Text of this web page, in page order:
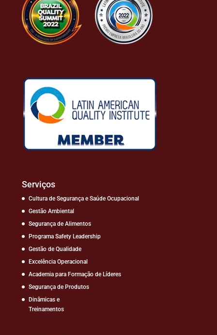
Serviços
Cultura de Segurança e Saúde Ocupacional
Gestão Ambiental
Segurança de Alimentos
Programa Safety Leadership
Gestão de Qualidade
Excelência Operacional
Academia para Formação de Líderes
Segurança de Produtos
Dinâmicas e
Treinamentos